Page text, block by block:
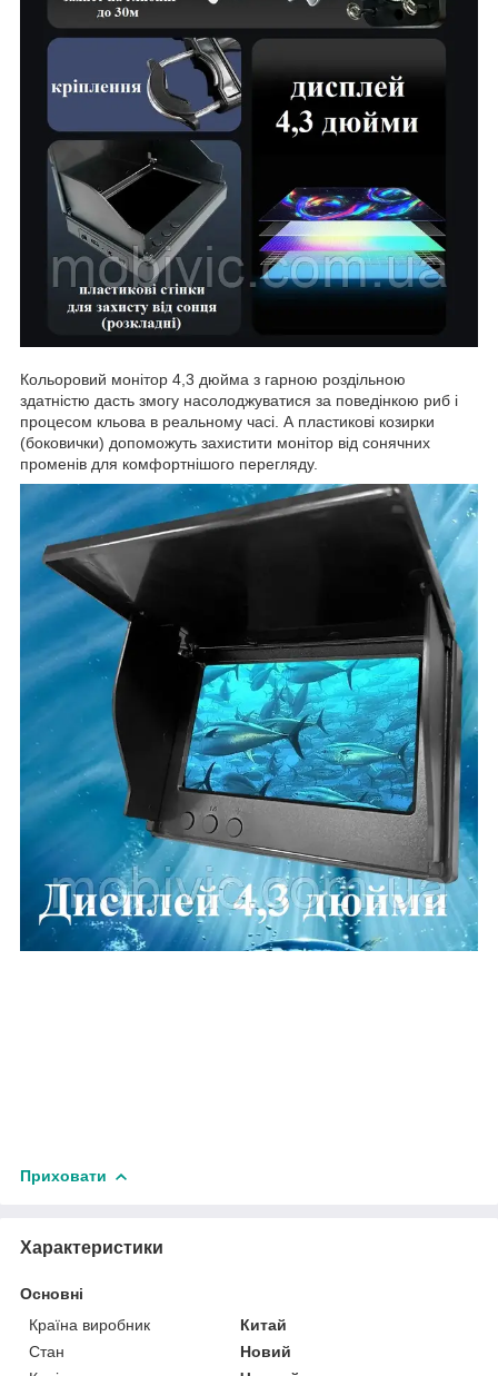
Кольоровий монітор 4,3 дюйма з гарною роздільною
здатністю дасть змогу насолоджуватися за поведінкою риб і
процесом кльова в реальному часі. А пластикові козирки
(боковички) допоможуть захистити монітор від сонячних
променів для комфортнішого перегляду.
Приховати
Характеристики
Основні
Країна виробник
Китай
Стан
Новий